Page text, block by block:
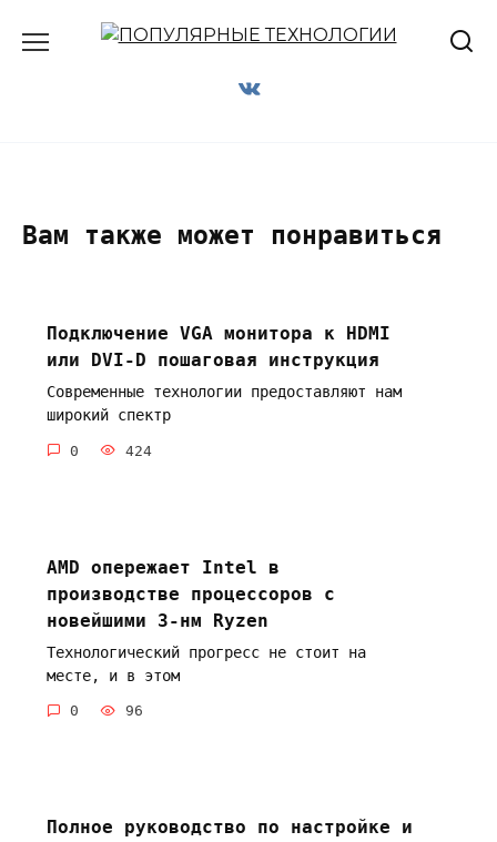
Вам также может понравиться
Подключение VGA монитора к HDMI
или DVI-D пошаговая инструкция
Современные технологии предоставляют нам
широкий спектр
0 424
AMD опережает Intel в
производстве процессоров с
новейшими 3-нм Ryzen
Технологический прогресс не стоит на
месте, и в этом
0 96
Полное руководство по настройке и